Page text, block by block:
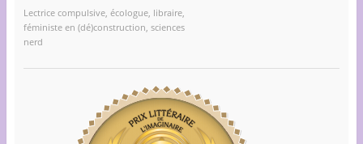
Lectrice compulsive, écologue, libraire,
féministe en (dé)construction, sciences
nerd